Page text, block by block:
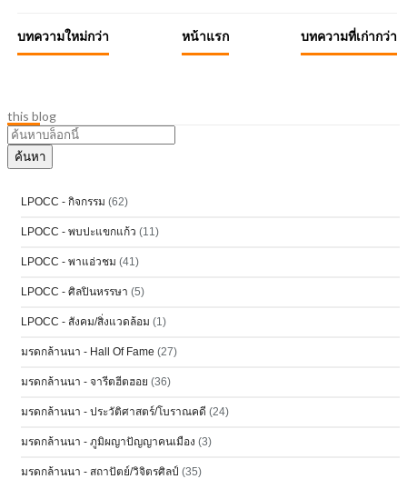
บทความใหม่กว่า บทความที่เก่ากว่า
หน้าแรก
this blog
LPOCC - กิจกรรม (62)
LPOCC - พบปะแขกแก้ว (11)
LPOCC - พาแอ่วชม (41)
LPOCC - ศิลปินหรรษา (5)
LPOCC - สังคม/สิ่งแวดล้อม (1)
มรดกล้านนา - Hall Of Fame (27)
มรดกล้านนา - จารีตฮีตฮอย (36)
มรดกล้านนา - ประวัติศาสตร์/โบราณคดี (24)
มรดกล้านนา - ภูมิผญาปัญญาคนเมือง (3)
มรดกล้านนา - สถาปัตย์/วิจิตรศิลป์ (35)